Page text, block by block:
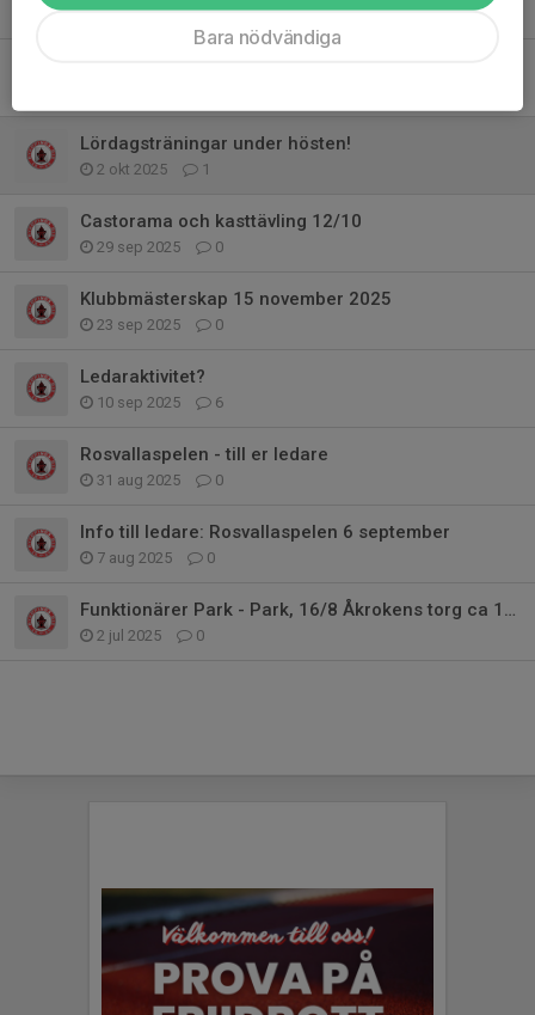
8 nov 2025 0
Lördagsträningar under hösten!
2 okt 2025 1
Castorama och kasttävling 12/10
29 sep 2025 0
Klubbmästerskap 15 november 2025
23 sep 2025 0
Ledaraktivitet?
10 sep 2025 6
Rosvallaspelen - till er ledare
31 aug 2025 0
Info till ledare: Rosvallaspelen 6 september
7 aug 2025 0
Funktionärer Park - Park, 16/8 Åkrokens torg ca 15-17
2 jul 2025 0
Bara nödvändiga